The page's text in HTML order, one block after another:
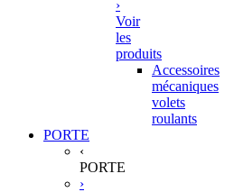
›
Voir
les
produits
Accessoires
mécaniques
volets
roulants
PORTE
‹
PORTE
›